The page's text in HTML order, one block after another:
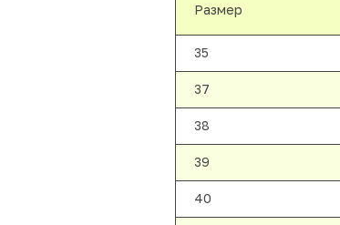
Размер
35
37
38
39
40